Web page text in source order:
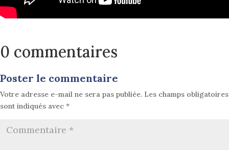
0 commentaires
Poster le commentaire
Votre adresse e-mail ne sera pas publiée. Les champs obligatoires
sont indiqués avec *